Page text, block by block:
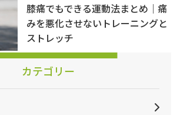
膝痛でもできる運動法まとめ｜痛
みを悪化させないトレーニングと
ストレッチ
カテゴリー